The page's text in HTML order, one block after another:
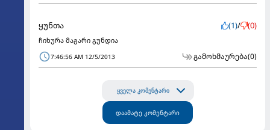
ყუნთა (1)/ (0)
ჩიხურა მაგარი გუნდია
7:46:56 AM 12/5/2013 გამოხმაურება(0)
ყველა კომენტარი
დაამატე კომენტარი